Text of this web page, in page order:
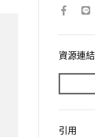
資源連結
引用